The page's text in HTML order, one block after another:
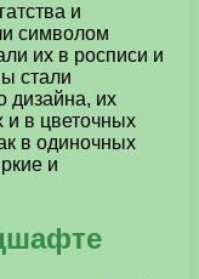
и
символом
их в росписи и
стали
дизайна, их
и в цветочных
в одиночных
и